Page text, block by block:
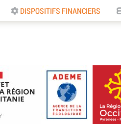
DISPOSITIFS FINANCIERS